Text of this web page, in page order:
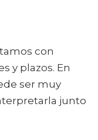
con
y plazos. En
ser muy
junto